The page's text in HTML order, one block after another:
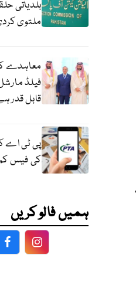
ملتوی
معاہدے
فیلڈ
قابل قدر
پی ٹی اے
کی فیس
ہمیں فالو کریں
FacebookFacebook